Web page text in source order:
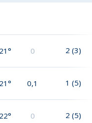
21° 0 2 (3)
21° 0,1 1 (5)
22° 0 2 (5)